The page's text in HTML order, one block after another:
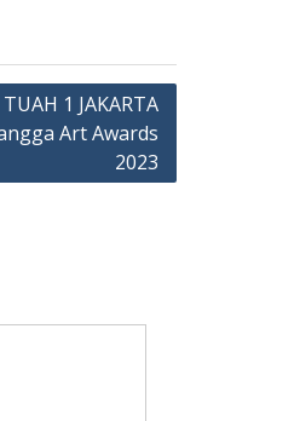
1 JAKARTA
Art Awards
2023